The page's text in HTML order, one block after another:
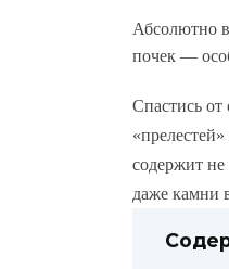
Абсолютно
почек —
Спастись
содержит
даже камни